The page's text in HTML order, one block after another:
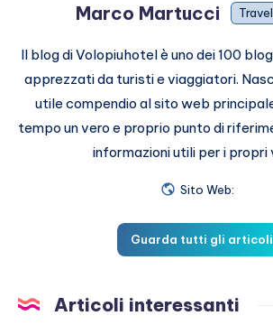
Marco Martucci
Il blog di Volopiuhotel è uno dei 100
apprezzati da turisti e viaggiatori.
utile compendio al sito web
tempo un vero e proprio punto di
informazioni utili per i propri
Sito Web:
Guarda tutti gli articoli
Articoli interessanti